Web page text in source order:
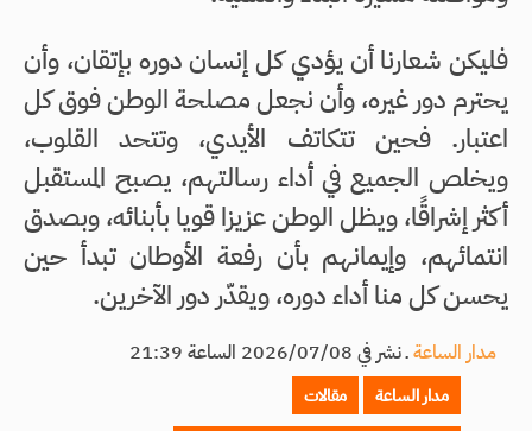
فليكن شعارنا أن يؤدي كل إنسان دوره بإتقان، وأن
يحترم دور غيره، وأن نجعل مصلحة الوطن فوق كل
اعتبار. فحين تتكاتف الأيدي، وتتحد القلوب،
ويخلص الجميع في أداء رسالتهم، يصبح المستقبل
أكثر إشراقًا، ويظل الوطن عزيزا قويا بأبنائه، وبصدق
انتمائهم، وإيمانهم بأن رفعة الأوطان تبدأ حين
يحسن كل منا أداء دوره، ويقدّر دور الآخرين.
مدار الساعةـنشر في 2026/07/08 الساعة 21:39
مدار الساعة
مقالات